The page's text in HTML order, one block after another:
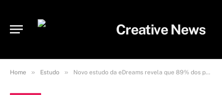
Home » Estudo » Novo estudo da eDreams revela que 89% dos portugueses já viajou (ou quer viajar) devido a eventos musicais